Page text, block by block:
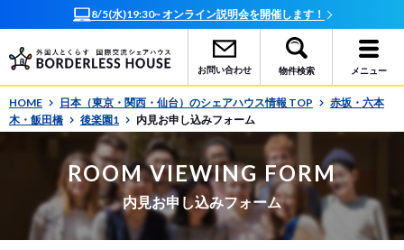
8/5(水)19:30~ オンライン説明会を開催します！
お問い合わせ 物件検索 メニュー
HOME 日本（東京・関西・仙台）のシェアハウス情報 TOP
赤坂・六本
木・飯田橋
後楽園1 内見お申し込みフォーム
ROOM VIEWING FORM
内見お申し込みフォーム